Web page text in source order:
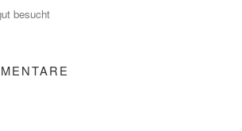
besucht